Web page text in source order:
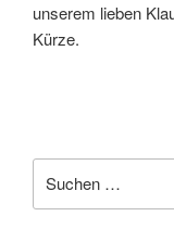
unserem lieben
Kürze.
nach: